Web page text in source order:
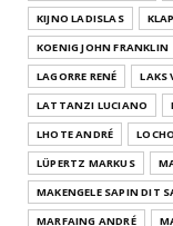
KIJNO LADISLAS
KOENIG JOHN FRANKLIN
LAGORRE RENÉ
LAKS
LATTANZI LUCIANO
LHOTE ANDRÉ
LÜPERTZ MARKUS
MAKENGELE SAPIN DIT
MARFAING ANDRÉ